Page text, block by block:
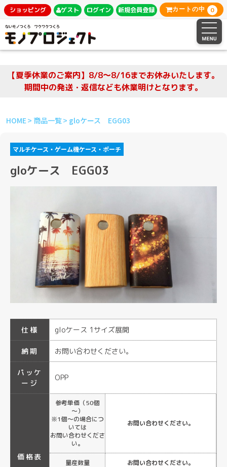
ショッピング ゲスト ログイン 新規会員登録 カートの中 0
【夏季休業のご案内】8/8～8/16までお休みいたします。
期間中の発送・返信なども休業明けとなります。
HOME 商品一覧 gloケース EGG03
マルチケース・ゲーム機ケース・ポーチ
gloケース EGG03
仕様 gloケース 1サイズ展開
納期 お問い合わせください。
パッケ
ージ
OPP
価格表
参考単価（50個
～）
※1個～の場合につ
いては
お問い合わせくださ
い。
お問い合わせください。
量産数量 お問い合わせください。